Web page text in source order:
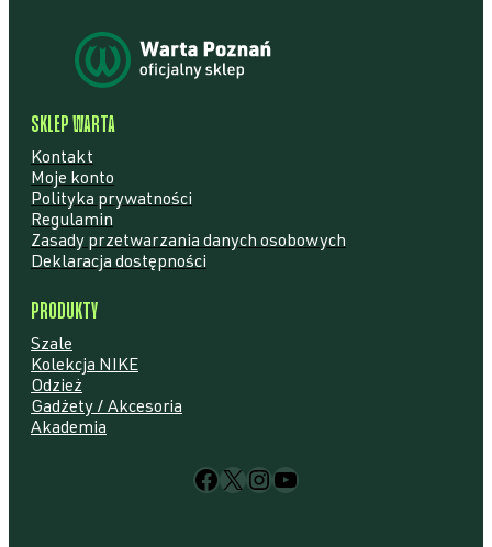
SKLEP WARTA
Kontakt
Moje konto
Polityka prywatności
Regulamin
Zasady przetwarzania danych osobowych
Deklaracja dostępności
PRODUKTY
Szale
Kolekcja NIKE
Odzież
Gadżety / Akcesoria
Akademia
Facebook X Instagram YouTube